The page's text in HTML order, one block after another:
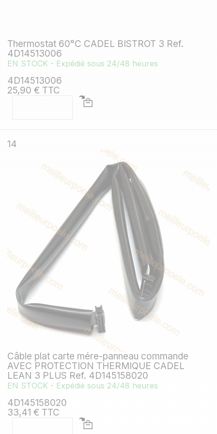
Thermostat 60°C CADEL BISTROT 3 Ref.
4D14513006
EN STOCK - Expédié sous 24/48 heures
4D14513006
25,90 € TTC
14
Câble plat carte mére-panneau commande
AVEC PROTECTION THERMIQUE CADEL
LEAN 3 PLUS Ref. 4D145158020
EN STOCK - Expédié sous 24/48 heures
4D145158020
33,41 € TTC